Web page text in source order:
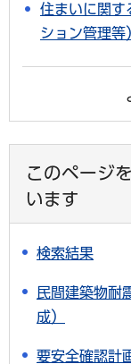
住まいに関す
ション管理等
このページ
います
検索結果
民間建築物耐
成）
要安全確認計